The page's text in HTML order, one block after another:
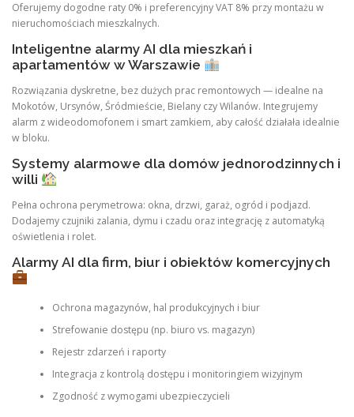
Oferujemy dogodne raty 0% i preferencyjny VAT 8% przy montażu w
nieruchomościach mieszkalnych.
Inteligentne alarmy AI dla mieszkań i
apartamentów w Warszawie
Rozwiązania dyskretne, bez dużych prac remontowych — idealne na
Mokotów, Ursynów, Śródmieście, Bielany czy Wilanów. Integrujemy
alarm z wideodomofonem i smart zamkiem, aby całość działała idealnie
w bloku.
Systemy alarmowe dla domów jednorodzinnych i
willi
Pełna ochrona perymetrowa: okna, drzwi, garaż, ogród i podjazd.
Dodajemy czujniki zalania, dymu i czadu oraz integrację z automatyką
oświetlenia i rolet.
Alarmy AI dla firm, biur i obiektów komercyjnych
Ochrona magazynów, hal produkcyjnych i biur
Strefowanie dostępu (np. biuro vs. magazyn)
Rejestr zdarzeń i raporty
Integracja z kontrolą dostępu i monitoringiem wizyjnym
Zgodność z wymogami ubezpieczycieli